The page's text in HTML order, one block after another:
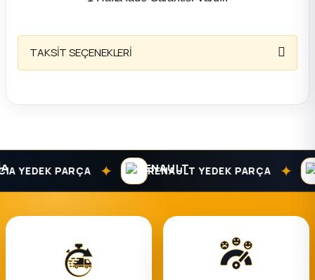
TAKSİT SEÇENEKLERİ
YEDEK PARÇA ✦ RENAULT YEDEK PARÇA ✦